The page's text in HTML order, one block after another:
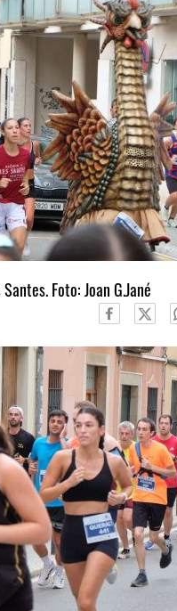
Foto: Joan G.Jané